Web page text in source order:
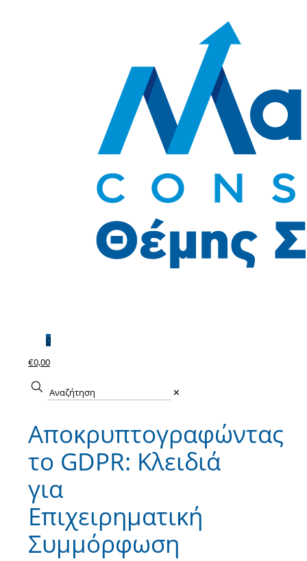
0
€0,00
✕
Αποκρυπτογραφώντας
το GDPR: Κλειδιά
για
Επιχειρηματική
Συμμόρφωση